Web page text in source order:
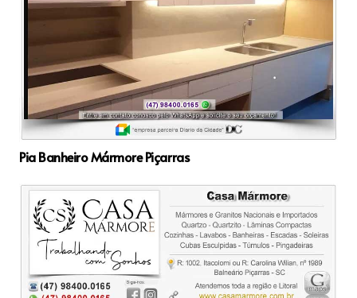
Pia Banheiro Mármore Piçarras